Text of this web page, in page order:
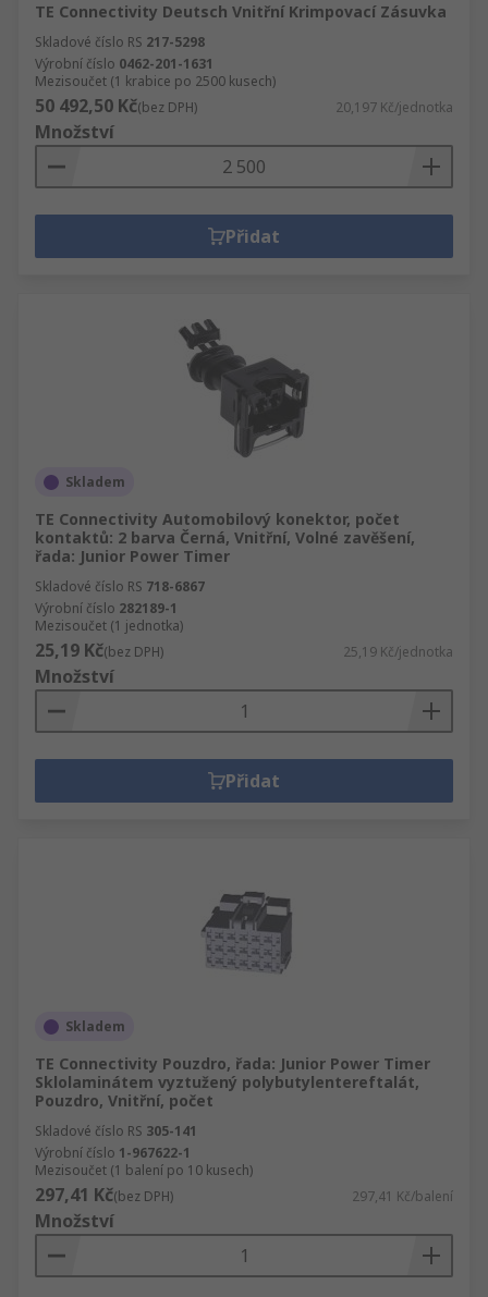
TE Connectivity Deutsch Vnitřní Krimpovací Zásuvka
Skladové číslo RS 217-5298
Výrobní číslo 0462-201-1631
Mezisoučet (1 krabice po 2500 kusech)
50 492,50 Kč(bez DPH) 20,197 Kč/jednotka
Množství
Přidat
Skladem
TE Connectivity Automobilový konektor, počet
kontaktů: 2 barva Černá, Vnitřní, Volné zavěšení,
řada: Junior Power Timer
Skladové číslo RS 718-6867
Výrobní číslo 282189-1
Mezisoučet (1 jednotka)
25,19 Kč(bez DPH) 25,19 Kč/jednotka
Množství
Přidat
Skladem
TE Connectivity Pouzdro, řada: Junior Power Timer
Sklolaminátem vyztužený polybutylentereftalát,
Pouzdro, Vnitřní, počet
Skladové číslo RS 305-141
Výrobní číslo 1-967622-1
Mezisoučet (1 balení po 10 kusech)
297,41 Kč(bez DPH) 297,41 Kč/balení
Množství